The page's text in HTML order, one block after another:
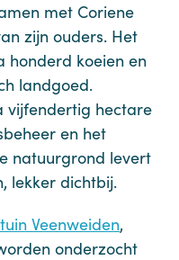
met Coriene
zijn ouders. Het
honderd koeien en
landgoed.
vijfendertig hectare
en het
natuurgrond levert
lekker dichtbij.
Veenweiden,
onderzocht